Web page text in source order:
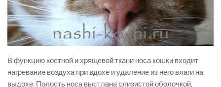
В функцию костной и хрящевой ткани носа кошки входит
нагревание воздуха при вдохе и удаление из него влаги на
выдохе. Полость носа выстлана слизистой оболочкой,